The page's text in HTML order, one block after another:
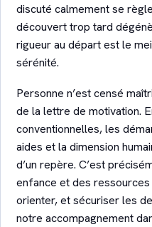
discuté calmement se
découvert trop tard
rigueur au départ est le
sérénité.
Personne n’est censé
de la lettre de motivation.
conventionnelles, les
aides et la dimension
d’un repère. C’est
enfance et des
orienter, et sécuriser les
notre accompagnement